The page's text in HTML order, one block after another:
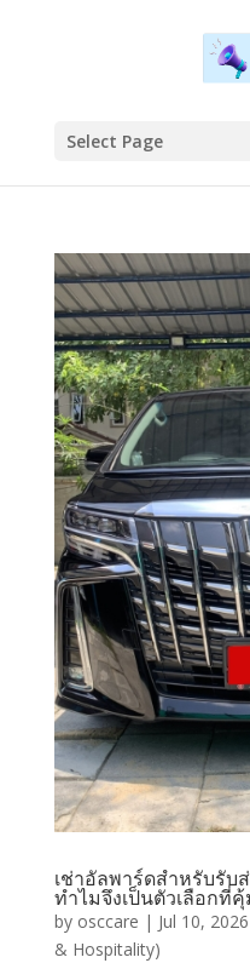
Select Page
เช่าอัลพาร์ดสำหรับรับ
ทำไมจึงเป็นตัวเลือกที่
by osccare | Jul 10, 2026
& Hospitality)